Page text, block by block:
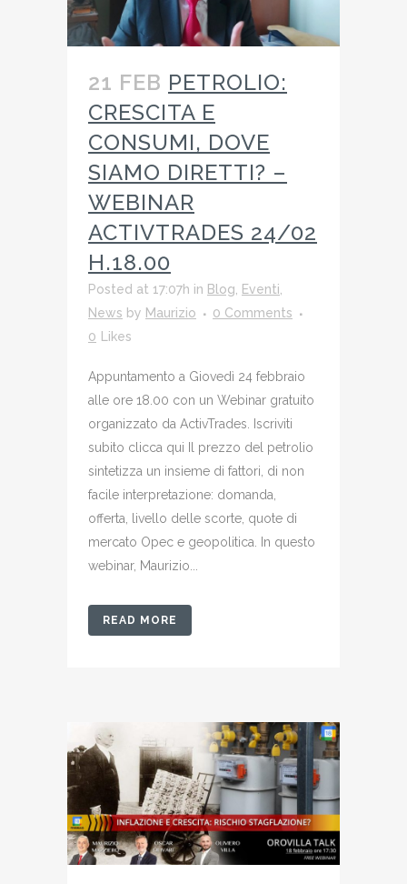
21 FEB PETROLIO:
CRESCITA E
CONSUMI, DOVE
SIAMO DIRETTI? –
WEBINAR
ACTIVTRADES 24/02
H.18.00
Posted at 17:07h in Blog Eventi
News by Maurizio
0 Comments
0
Likes
Appuntamento a Giovedì 24 febbraio
alle ore 18.00 con un Webinar gratuito
organizzato da ActivTrades. Iscriviti
subito clicca qui Il prezzo del petrolio
sintetizza un insieme di fattori, di non
facile interpretazione: domanda,
offerta, livello delle scorte, quote di
mercato Opec e geopolitica. In questo
webinar, Maurizio...
READ MORE